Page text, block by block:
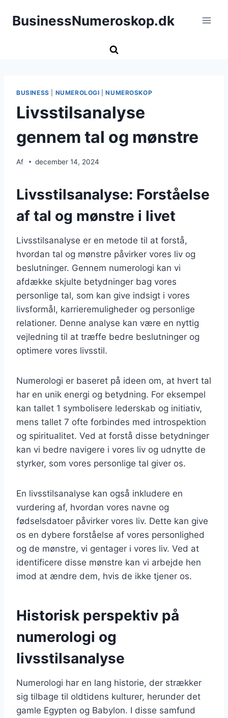
BusinessNumeroskop.dk
BUSINESS NUMEROLOGI |NUMEROSKOP
Livsstilsanalyse
gennem tal og mønstre
Af december 14, 2024
Livsstilsanalyse: Forståelse
af tal og mønstre i livet
Livsstilsanalyse er en metode til at forstå,
hvordan tal og mønstre påvirker vores liv og
beslutninger. Gennem numerologi kan vi
afdække skjulte betydninger bag vores
personlige tal, som kan give indsigt i vores
livsformål, karrieremuligheder og personlige
relationer. Denne analyse kan være en nyttig
vejledning til at træffe bedre beslutninger og
optimere vores livsstil.
Numerologi er baseret på ideen om, at hvert tal
har en unik energi og betydning. For eksempel
kan tallet 1 symbolisere lederskab og initiativ,
mens tallet 7 ofte forbindes med introspektion
og spiritualitet. Ved at forstå disse betydninger
kan vi bedre navigere i vores liv og udnytte de
styrker, som vores personlige tal giver os.
En livsstilsanalyse kan også inkludere en
vurdering af, hvordan vores navne og
fødselsdatoer påvirker vores liv. Dette kan give
os en dybere forståelse af vores personlighed
og de mønstre, vi gentager i vores liv. Ved at
identificere disse mønstre kan vi arbejde hen
imod at ændre dem, hvis de ikke tjener os.
Historisk perspektiv på
numerologi og
livsstilsanalyse
Numerologi har en lang historie, der strækker
sig tilbage til oldtidens kulturer, herunder det
gamle Egypten og Babylon. I disse samfund